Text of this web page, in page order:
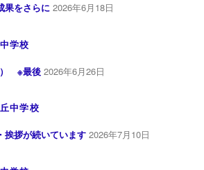
果をさらに 2026年6月18日
学校
） ※最後 2026年6月26日
中学校
拶が続いています 2026年7月10日